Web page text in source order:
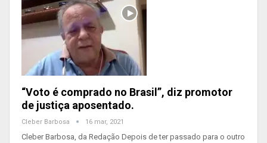
“Voto é comprado no Brasil”, diz promotor
de justiça aposentado.
Cleber Barbosa 16 mar, 2021
Cleber Barbosa, da Redação Depois de ter passado para o outro